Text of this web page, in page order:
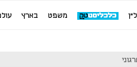
משפט בארץ